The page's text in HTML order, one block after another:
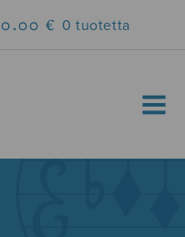
0.00 € 0 tuotetta
MENU